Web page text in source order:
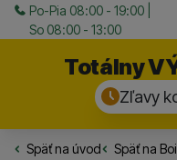
Po-Pia 08:00 - 19:00 |
So 08:00 - 13:00
Totálny
Zľavy
Späť na úvodRybarske.sk
Späť na